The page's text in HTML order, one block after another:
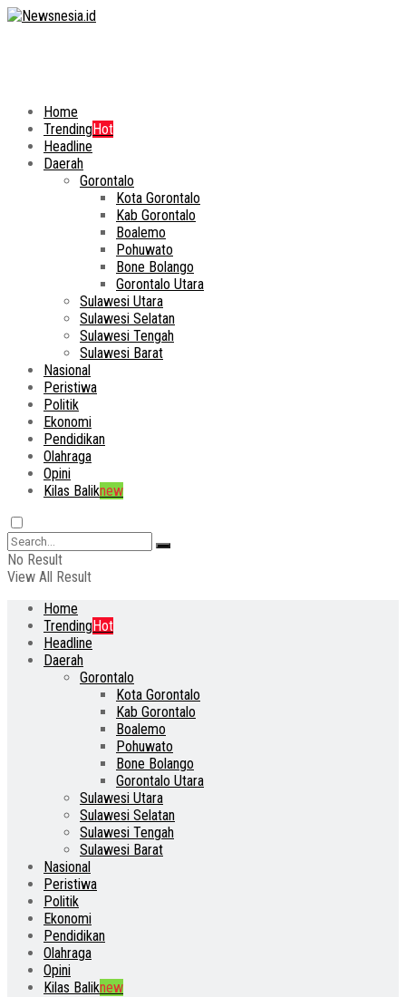
Home
TrendingHot
Headline
Daerah
Gorontalo
Kota Gorontalo
Kab Gorontalo
Boalemo
Pohuwato
Bone Bolango
Gorontalo Utara
Sulawesi Utara
Sulawesi Selatan
Sulawesi Tengah
Sulawesi Barat
Nasional
Peristiwa
Politik
Ekonomi
Pendidikan
Olahraga
Opini
Kilas Baliknew
No Result
View All Result
Home
TrendingHot
Headline
Daerah
Gorontalo
Kota Gorontalo
Kab Gorontalo
Boalemo
Pohuwato
Bone Bolango
Gorontalo Utara
Sulawesi Utara
Sulawesi Selatan
Sulawesi Tengah
Sulawesi Barat
Nasional
Peristiwa
Politik
Ekonomi
Pendidikan
Olahraga
Opini
Kilas Baliknew